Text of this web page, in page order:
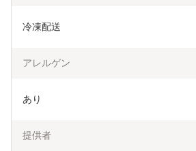
冷凍配送
アレルゲン
あり
提供者